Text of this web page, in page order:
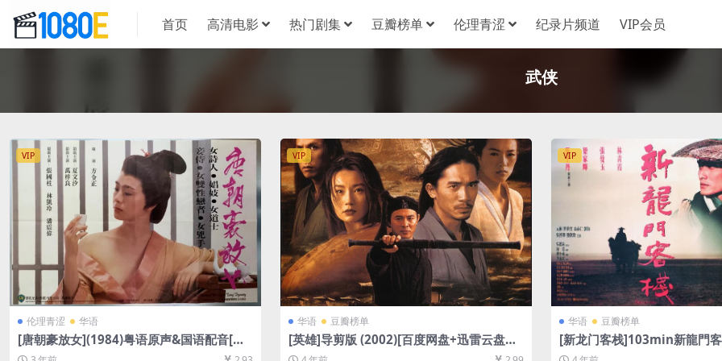
首页 高清电影 热门剧集 豆瓣榜单 伦理青涩 纪录片频道 VIP会员
武侠
VIP
伦理青涩 华语
[唐朝豪放女](1984)粤语原声&国语配音[百
度网盘+迅雷云盘资源1080P超清未删减][M
VIP
华语 豆瓣榜单
[英雄]导剪版 (2002)[百度网盘+迅雷云盘资
源1080P超清未删减][MP4/7GB][中文字幕]
VIP
华语 豆瓣榜单
[新龙门客栈]103min新龍門
度网盘+迅雷云盘资源1080P